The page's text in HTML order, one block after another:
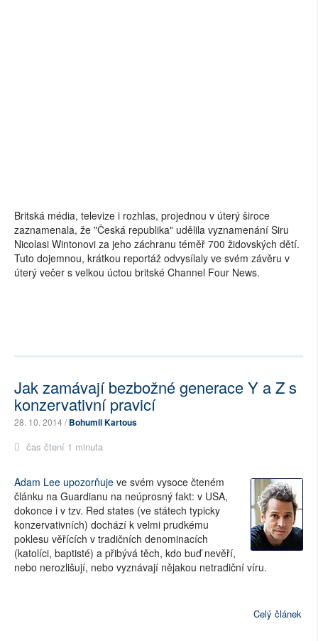
Britská média, televize i rozhlas, projednou v úterý široce
zaznamenala, že "Česká republika" udělila vyznamenání Siru
Nicolasi Wintonovi za jeho záchranu téměř 700 židovských dětí.
Tuto dojemnou, krátkou reportáž odvysílaly ve svém závěru v
úterý večer s velkou úctou britské Channel Four News.
Jak zamávají bezbožné generace Y a Z s
konzervativní pravicí
28. 10. 2014 /Bohumil Kartous
čas čtení 1 minuta
Adam Lee upozorňuje ve svém vysoce čteném
článku na Guardianu na neúprosný fakt: v USA,
dokonce i v tzv. Red states (ve státech typicky
konzervativních) dochází k velmi prudkému
poklesu věřících v tradičních denominacích
(katolíci, baptisté) a přibývá těch, kdo buď nevěří,
nebo nerozlišují, nebo vyznávají nějakou netradiční víru.
Celý článek